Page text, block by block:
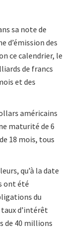
sa note de
d’émission des
ce calendrier, le
de francs
et des
américains
maturité de 6
18 mois, tous
qu’à la date
ont été
du
taux d’intérêt
de 40 millions